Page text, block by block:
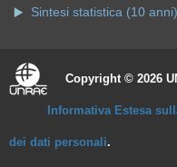
Sintesi statistica (10 anni)
Copyright © 2026
Informativa Estesa
dei dati personali.